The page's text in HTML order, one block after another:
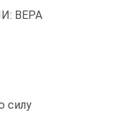
ВЕРА
силу